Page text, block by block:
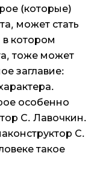
(которые)
может стать
котором
тоже может
заглавие:
особенно
С. Лавочкин.
С.
такое